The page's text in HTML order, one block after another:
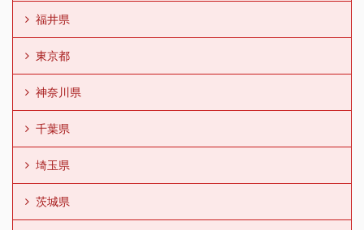
福井県
東京都
神奈川県
千葉県
埼玉県
茨城県